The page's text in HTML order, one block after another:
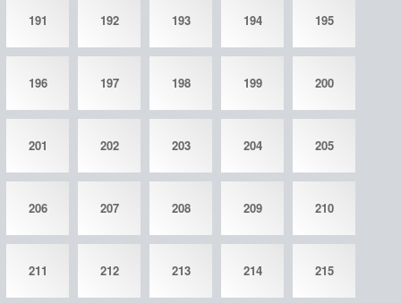
191 192 193 194 195
196 197 198 199 200
201 202 203 204 205
206 207 208 209 210
211 212 213 214 215